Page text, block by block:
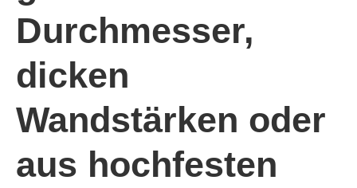
Durchmesser,
dicken
Wandstärken oder
aus hochfesten